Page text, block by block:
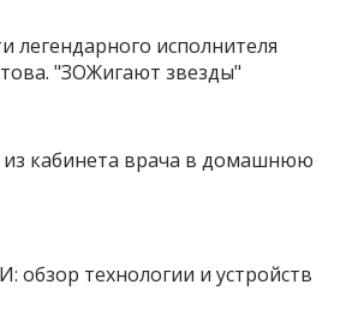
легендарного исполнителя
"ЗОЖигают звезды"
кабинета врача в домашнюю
обзор технологии и устройств